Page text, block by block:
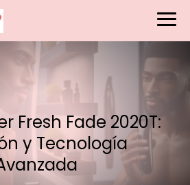
Fresh Fade 2020T:
y Tecnología